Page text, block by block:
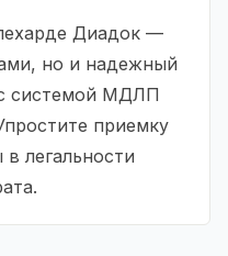
Диадок —
но и надежный
системой МДЛП
приемку
легальности